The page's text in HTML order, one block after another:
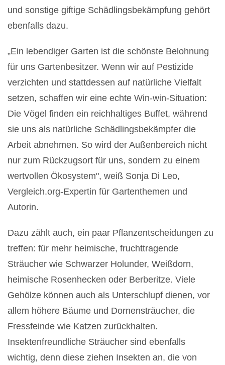
und sonstige giftige Schädlingsbekämpfung gehört
ebenfalls dazu.
„Ein lebendiger Garten ist die schönste Belohnung
für uns Gartenbesitzer. Wenn wir auf Pestizide
verzichten und stattdessen auf natürliche Vielfalt
setzen, schaffen wir eine echte Win-win-Situation:
Die Vögel finden ein reichhaltiges Buffet, während
sie uns als natürliche Schädlingsbekämpfer die
Arbeit abnehmen. So wird der Außenbereich nicht
nur zum Rückzugsort für uns, sondern zu einem
wertvollen Ökosystem", weiß Sonja Di Leo,
Vergleich.org-Expertin für Gartenthemen und
Autorin.
Dazu zählt auch, ein paar Pflanzentscheidungen zu
treffen: für mehr heimische, fruchttragende
Sträucher wie Schwarzer Holunder, Weißdorn,
heimische Rosenhecken oder Berberitze. Viele
Gehölze können auch als Unterschlupf dienen, vor
allem höhere Bäume und Dornensträucher, die
Fressfeinde wie Katzen zurückhalten.
Insektenfreundliche Sträucher sind ebenfalls
wichtig, denn diese ziehen Insekten an, die von